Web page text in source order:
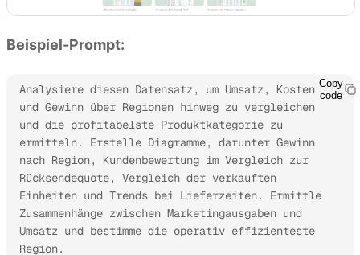
Beispiel-Prompt:
Analysiere diesen Datensatz, um Umsatz, Kosten
und Gewinn über Regionen hinweg zu vergleichen
und die profitabelste Produktkategorie zu
ermitteln. Erstelle Diagramme, darunter Gewinn
nach Region, Kundenbewertung im Vergleich zur
Rücksendequote, Vergleich der verkauften
Einheiten und Trends bei Lieferzeiten. Ermittle
Zusammenhänge zwischen Marketingausgaben und
Umsatz und bestimme die operativ effizienteste
Region.
Copy
code